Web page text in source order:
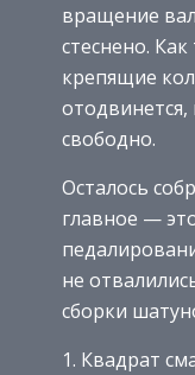
вращение
стеснено.
крепящие
отодвинется,
свободно.
Осталось
главное —
не
сборки
Квадрат